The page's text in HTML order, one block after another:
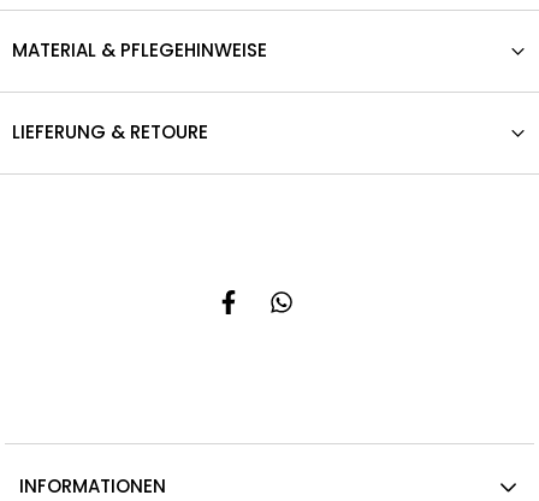
MATERIAL & PFLEGEHINWEISE
LIEFERUNG & RETOURE
INFORMATIONEN